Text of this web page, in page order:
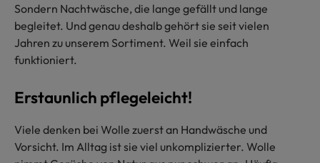
Sondern Nachtwäsche, die lange gefällt und lange
begleitet. Und genau deshalb gehört sie seit vielen
Jahren zu unserem Sortiment. Weil sie einfach
funktioniert.
Erstaunlich pflegeleicht!
Viele denken bei Wolle zuerst an Handwäsche und
Vorsicht. Im Alltag ist sie viel unkomplizierter. Wolle